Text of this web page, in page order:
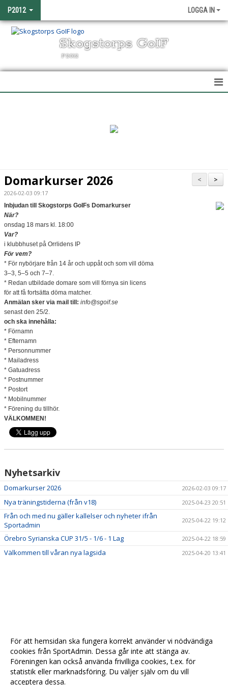
P2012 LOGGA IN
Skogstorps GoIF
P2012
TRUPPEN
BILDGALLERI
DOKUMENT
KONTAKT
>
<
Domarkurser 2026
2026-02-03 09:17
Inbjudan till Skogstorps GoIFs Domarkurser
När?
onsdag 18 mars kl. 18:00
Var?
i klubbhuset på Orrlidens IP
För vem?
* För nybörjare från 14 år och uppåt och som vill döma
3–3, 5–5 och 7–7.
* Redan utbildade domare som vill förnya sin licens
för att få fortsätta döma matcher.
Anmälan sker via mail till: info@sgoif.se
senast den 25/2.
och ska innehålla:
* Förnamn
* Efternamn
* Personnummer
* Mailadress
* Gatuadress
* Postnummer
* Postort
* Mobilnummer
* Förening du tillhör.
VÄLKOMMEN!
Nyhetsarkiv
Domarkurser 2026 2026-02-03 09:17
Nya träningstiderna (från v18) 2025-04-23 20:51
Från och med nu gäller kallelser och nyheter ifrån
Sportadmin
2025-04-22 19:12
Örebro Syrianska CUP 31/5 - 1/6 - 1 Lag 2025-04-22 18:59
Välkommen till våran nya lagsida 2025-04-20 13:41
För att hemsidan ska fungera korrekt använder vi nödvändiga
cookies från SportAdmin. Dessa går inte att stänga av.
Föreningen kan också använda frivilliga cookies, t.ex. för
statistik eller marknadsföring. Du väljer själv om du vill
acceptera dessa.